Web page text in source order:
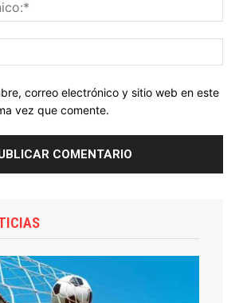
correo electrónico y sitio web en este
vez que comente.